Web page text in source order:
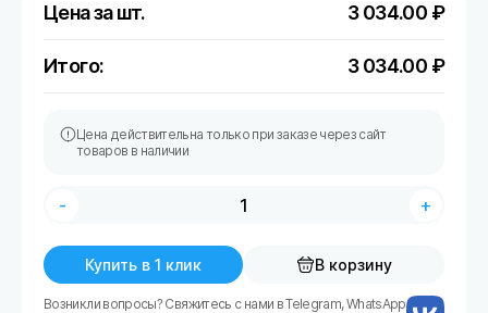
Цена за шт. 3 034.00 ₽
Итого: 3 034.00 ₽
Цена действительна только при заказе через сайт
товаров в наличии
- +
Купить в 1 клик В корзину
Возникли вопросы? Свяжитесь с нами в Telegram, WhatsApp